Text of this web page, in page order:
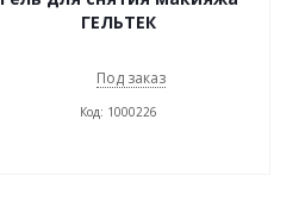
ГЕЛЬТЕК
Под заказ
Код: 1000226